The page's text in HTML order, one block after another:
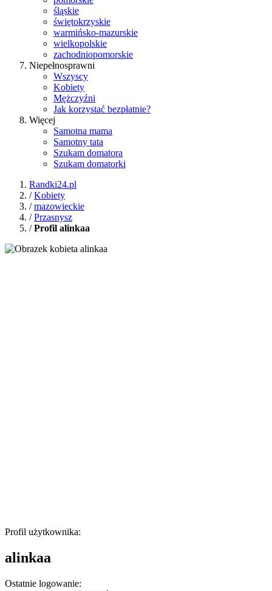
śląskie
świętokrzyskie
warmińsko-mazurskie
wielkopolskie
zachodniopomorskie
Niepełnosprawni
Wszyscy
Kobiety
Mężczyźni
Jak korzystać bezpłatnie?
Więcej
Samotna mama
Samotny tata
Szukam domatora
Szukam domatorki
Randki24.pl
/Kobiety
/mazowieckie
/Przasnysz
/Profil alinkaa
Profil użytkownika:
alinkaa
Ostatnie logowanie: